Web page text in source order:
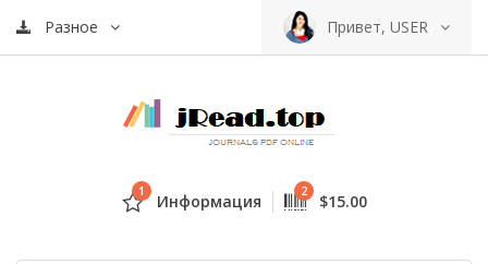
Разное Привет, USER
1 Информация 2 $15.00